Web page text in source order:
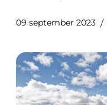
09 september 2023